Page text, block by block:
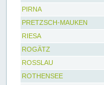
PIRNA
PRETZSCH-MAUKEN
RIESA
ROGÄTZ
ROSSLAU
ROTHENSEE